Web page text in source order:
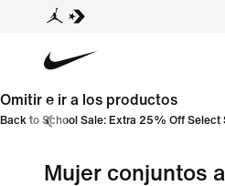
Omitir e ir a los productos
Back to School Sale: Extra 25% Off Select
Mujer conjuntos